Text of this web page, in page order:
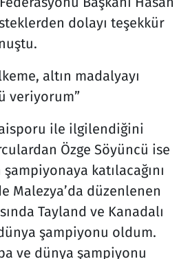
dolayı teşekkür
altın madalyayı
veriyorum”
ile ilgilendiğini
Özge Söyüncü ise
katılacağını
Malezya’da düzenlenen
Tayland ve Kanadalı
şampiyonu oldum.
ve dünya şampiyonu